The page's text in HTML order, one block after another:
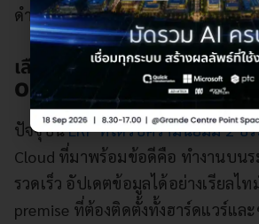
ดำเนินงาน
เลือกตามประเภทERP รูปแบบ
On-premise
ปัจจุบันERP ที่ได้รับความนิยมมี 2 ป
Cloud ที่มาพร้อมข้อดีคือ ทำงานบน
รวดเร็ว อัปเดตข้อมูลได้อย่างเรียลไ
premise ที่ต้องติดตั้งทั้งฮาร์ดแวร์แล